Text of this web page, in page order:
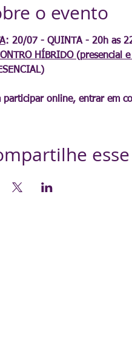
o evento
HÍBRIDO (presencial
participar online, entrar em